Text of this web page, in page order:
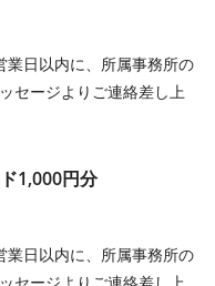
日以内に、所属事務所の
セージよりご連絡差し上
1,000円分
日以内に、所属事務所の